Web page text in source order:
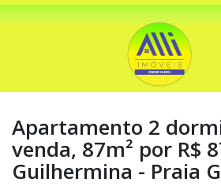
Apartamento 2
venda, 87m² por R$
Guilhermina - Praia